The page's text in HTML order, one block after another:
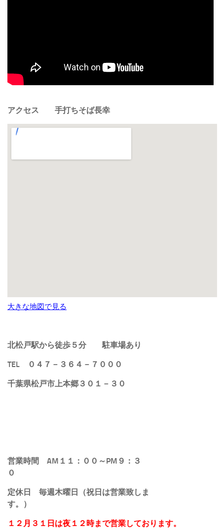
アクセス 手打ちそば長幸
大きな地図で見る
北松戸駅から徒歩５分 駐車場あり
TEL ０４７－３６４－７０００
千葉県松戸市上本郷３０１－３０
営業時間 AM１１：００～PM９：３
０
定休日 毎週木曜日（祝日は営業致しま
す。）
１２月３１日は夜１２時まで営業しております。